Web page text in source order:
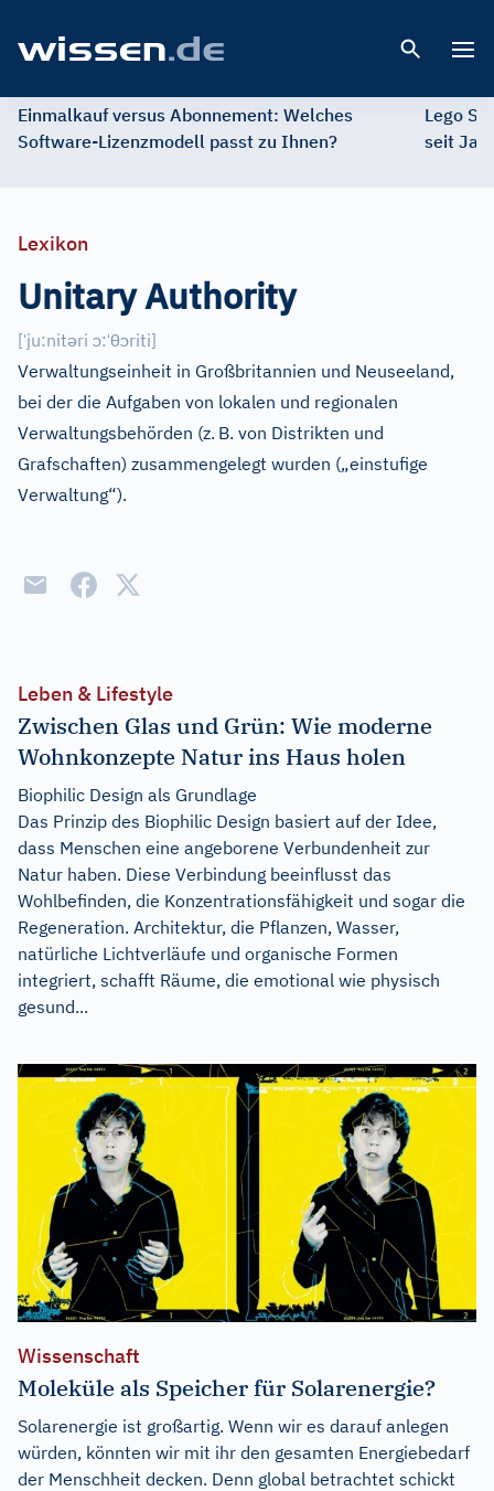
Einmalkauf versus Abonnement: Welches
Software-Lizenzmodell passt zu Ihnen?
Lego
seit
Lexikon
Unitary Authority
[ˈju:nitəri ɔ:ˈθɔriti]
Verwaltungseinheit in Großbritannien und Neuseeland,
bei der die Aufgaben von lokalen und regionalen
Verwaltungsbehörden (z. B. von Distrikten und
Grafschaften) zusammengelegt wurden („einstufige
Verwaltung“).
Leben & Lifestyle
Zwischen Glas und Grün: Wie moderne
Wohnkonzepte Natur ins Haus holen
Biophilic Design als Grundlage
Das Prinzip des Biophilic Design basiert auf der Idee,
dass Menschen eine angeborene Verbundenheit zur
Natur haben. Diese Verbindung beeinflusst das
Wohlbefinden, die Konzentrationsfähigkeit und sogar die
Regeneration. Architektur, die Pflanzen, Wasser,
natürliche Lichtverläufe und organische Formen
integriert, schafft Räume, die emotional wie physisch
gesund...
Wissenschaft
Moleküle als Speicher für Solarenergie?
Solarenergie ist großartig. Wenn wir es darauf anlegen
würden, könnten wir mit ihr den gesamten Energiebedarf
der Menschheit decken. Denn global betrachtet schickt